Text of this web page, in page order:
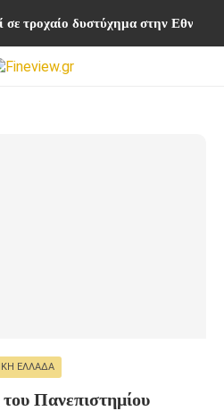
σε τροχαίο δυστύχημα στην
ΕΛΛΆΔΑ
του Πανεπιστημίου